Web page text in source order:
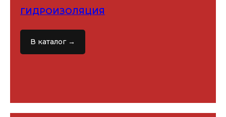
ГИДРОИЗОЛЯЦИЯ
В каталог →